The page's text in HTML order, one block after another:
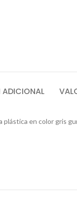
en color gris